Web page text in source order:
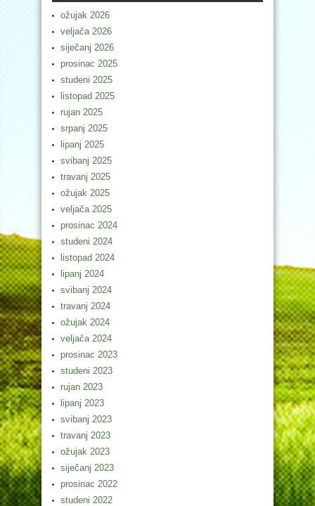
ožujak 2026
veljača 2026
siječanj 2026
prosinac 2025
studeni 2025
listopad 2025
rujan 2025
srpanj 2025
lipanj 2025
svibanj 2025
travanj 2025
ožujak 2025
veljača 2025
prosinac 2024
studeni 2024
listopad 2024
lipanj 2024
svibanj 2024
travanj 2024
ožujak 2024
veljača 2024
prosinac 2023
studeni 2023
rujan 2023
lipanj 2023
svibanj 2023
travanj 2023
ožujak 2023
siječanj 2023
prosinac 2022
studeni 2022